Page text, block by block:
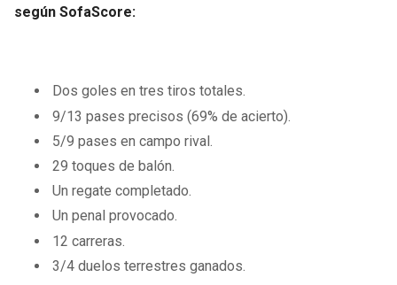
según SofaScore:
Dos goles en tres tiros totales.
9/13 pases precisos (69% de acierto).
5/9 pases en campo rival.
29 toques de balón.
Un regate completado.
Un penal provocado.
12 carreras.
3/4 duelos terrestres ganados.